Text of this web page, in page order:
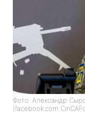
Фото: Александр
(facebook.com